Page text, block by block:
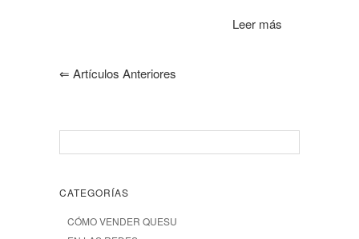
Leer más
⇐ Artículos Anteriores
CATEGORÍAS
CÓMO VENDER QUESU